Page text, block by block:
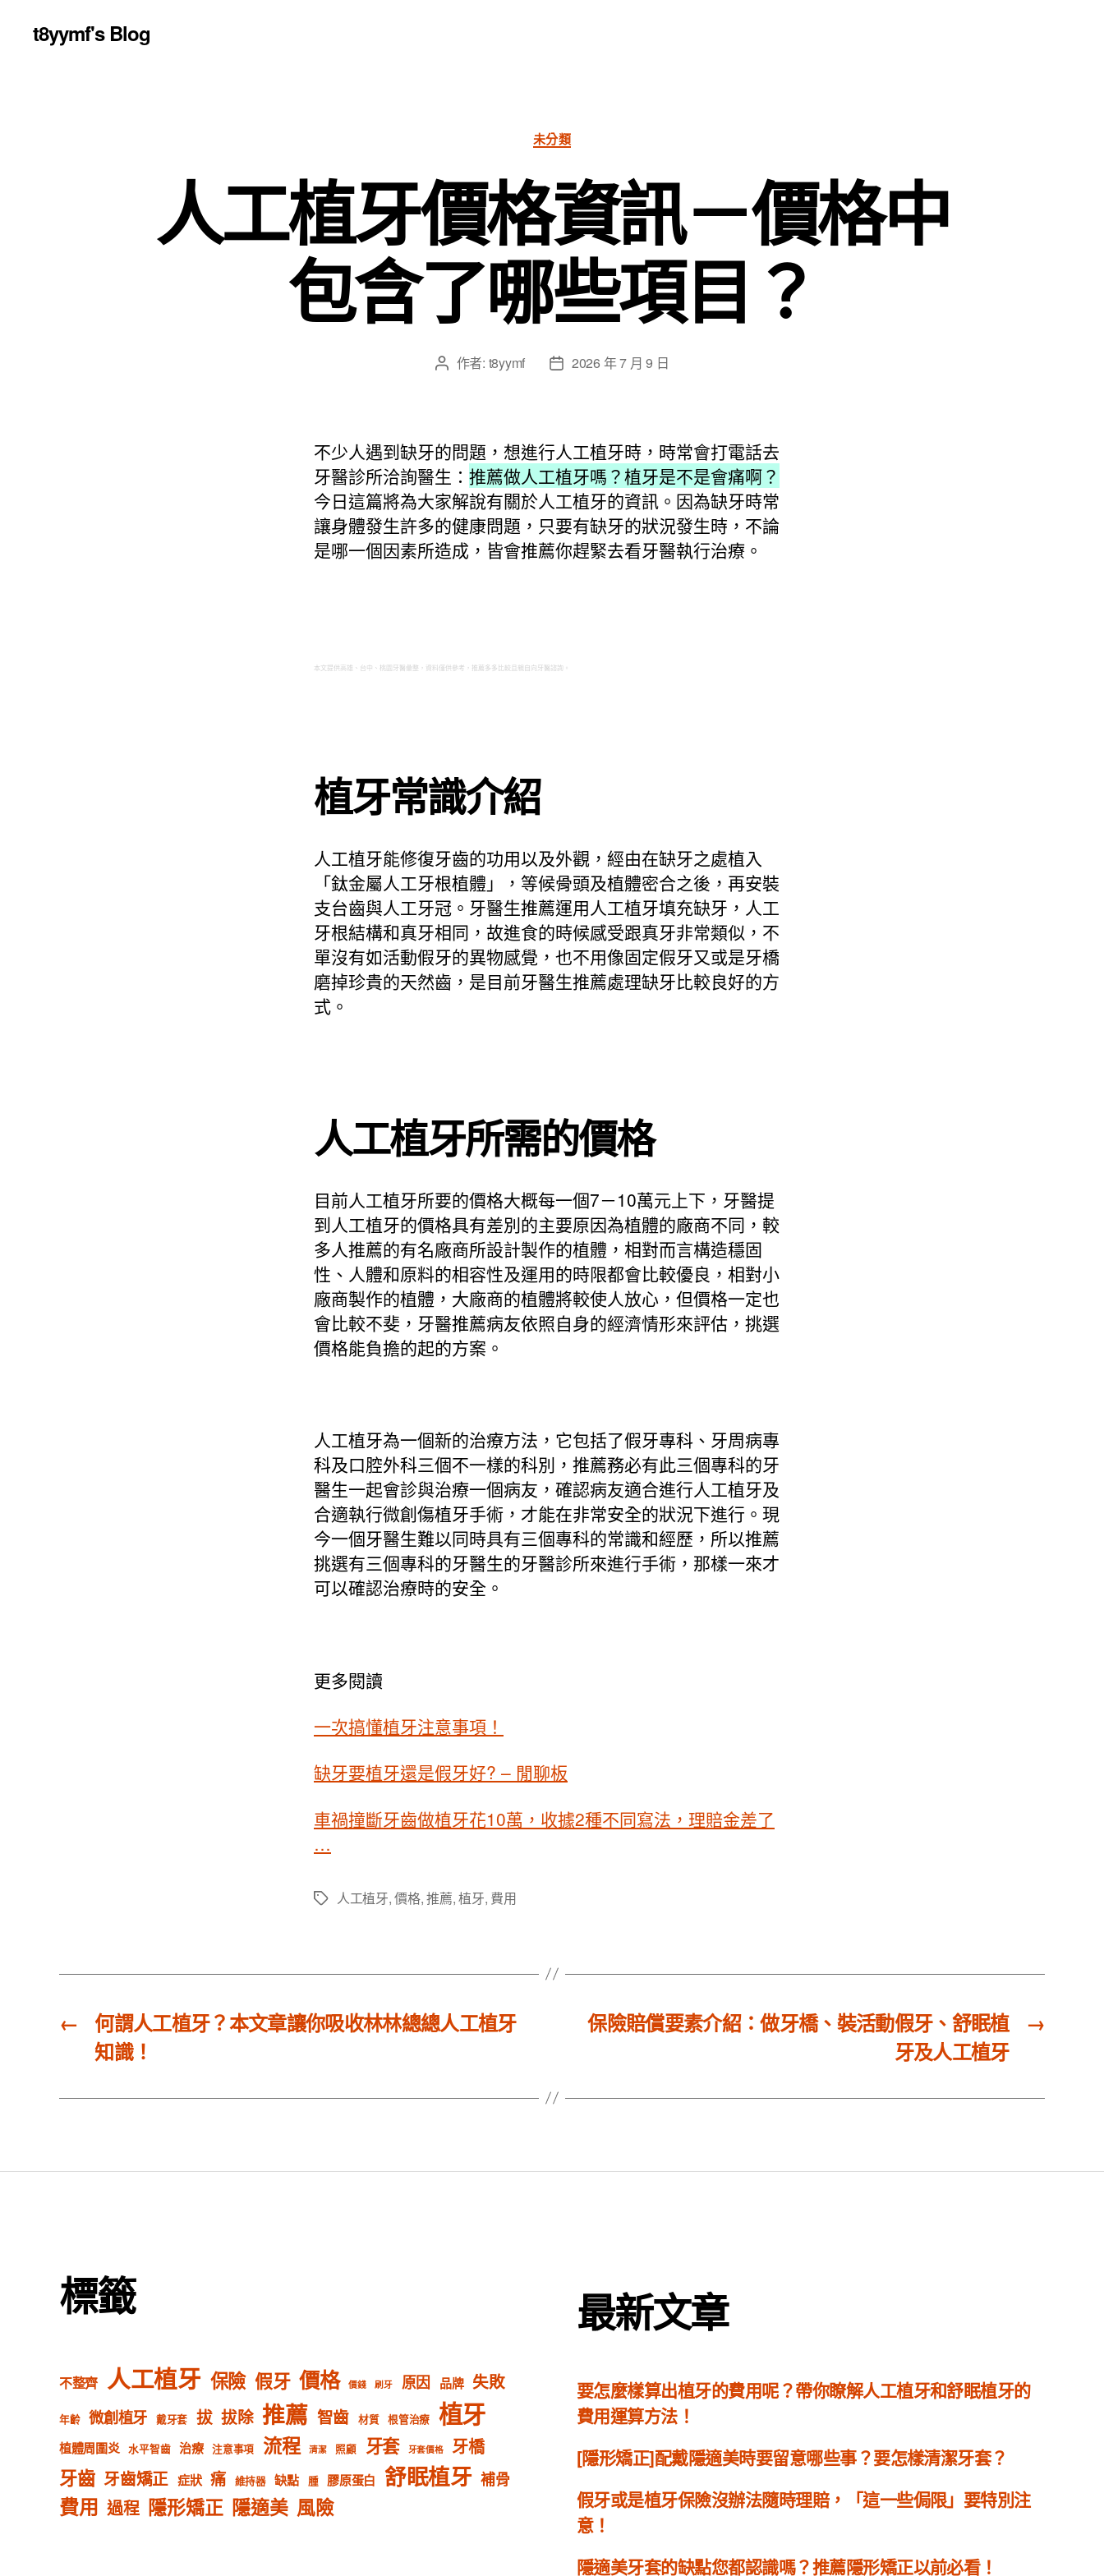
t8yymf's Blog
分
類
未分類
人工植牙價格資訊－價格中
包含了哪些項目？
文 作者: t8yymf
文
日
期
2026 年 7 月 9 日
不少人遇到缺牙的問題，想進行人工植牙時，時常會打電話去
牙醫診所洽詢醫生： 推薦做人工植牙嗎？植牙是不是會痛啊？
今日這篇將為大家解說有關於人工植牙的資訊。因為缺牙時常
讓身體發生許多的健康問題，只要有缺牙的狀況發生時，不論
是哪一個因素所造成，皆會推薦你趕緊去看牙醫執行治療。
本文提供高雄、台中、桃園牙醫彙整，資料僅供參考，推薦多多比較且親自向牙醫諮詢。
植牙常識介紹
人工植牙能修復牙齒的功用以及外觀，經由在缺牙之處植入
「鈦金屬人工牙根植體」，等候骨頭及植體密合之後，再安裝
支台齒與人工牙冠。牙醫生推薦運用人工植牙填充缺牙，人工
牙根結構和真牙相同，故進食的時候感受跟真牙非常類似，不
單沒有如活動假牙的異物感覺，也不用像固定假牙又或是牙橋
磨掉珍貴的天然齒，是目前牙醫生推薦處理缺牙比較良好的方
式。
人工植牙所需的價格
目前人工植牙所要的價格大概每一個7－10萬元上下，牙醫提
到人工植牙的價格具有差別的主要原因為植體的廠商不同，較
多人推薦的有名廠商所設計製作的植體，相對而言構造穩固
性、人體和原料的相容性及運用的時限都會比較優良，相對小
廠商製作的植體，大廠商的植體將較使人放心，但價格一定也
會比較不斐，牙醫推薦病友依照自身的經濟情形來評估，挑選
價格能負擔的起的方案。
人工植牙為一個新的治療方法，它包括了假牙專科、牙周病專
科及口腔外科三個不一樣的科別，推薦務必有此三個專科的牙
醫生一起會診與治療一個病友，確認病友適合進行人工植牙及
合適執行微創傷植牙手術，才能在非常安全的狀況下進行。現
今一個牙醫生難以同時具有三個專科的常識和經歷，所以推薦
挑選有三個專科的牙醫生的牙醫診所來進行手術，那樣一來才
可以確認治療時的安全。
更多閱讀
一次搞懂植牙注意事項！
缺牙要植牙還是假牙好? – 閒聊板
車禍撞斷牙齒做植牙花10萬，收據2種不同寫法，理賠金差了
…
標
人工植牙,價格,推薦,植牙, 費用
←
何謂人工植牙？本文章讓你吸收林林總總人工植牙
知識！
→
保險賠償要素介紹：做牙橋、裝活動假牙、舒眠植
牙及人工植牙
標籤
不整齊 人工植牙 保險 假牙 價格 價錢 刷牙 原因 品牌 失敗
年齡 微創植牙 戴牙套 拔 拔除 推薦 智齒 材質 根管治療 植牙
植體周圍炎 水平智齒 治療 注意事項 流程 清潔 照顧 牙套 牙套價格 牙橋
牙齒 牙齒矯正 症狀 痛 維持器 缺點 腫 膠原蛋白 舒眠植牙 補骨
費用 過程 隱形矯正 隱適美 風險
最新文章
要怎麼樣算出植牙的費用呢？帶你瞭解人工植牙和舒眠植牙的
費用運算方法！
[隱形矯正]配戴隱適美時要留意哪些事？要怎樣清潔牙套？
假牙或是植牙保險沒辦法隨時理賠，「這一些侷限」要特別注
意！
隱適美牙套的缺點您都認識嗎？推薦隱形矯正以前必看！